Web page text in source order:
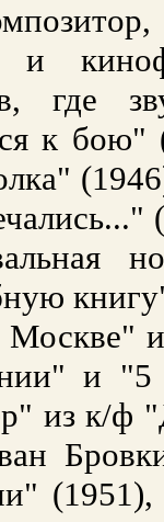
и
где
к бою"
и
из к/ф